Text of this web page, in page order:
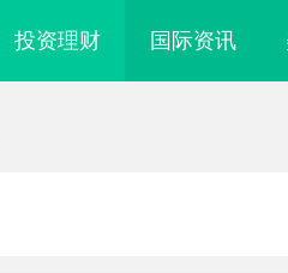
投资理财 国际资讯